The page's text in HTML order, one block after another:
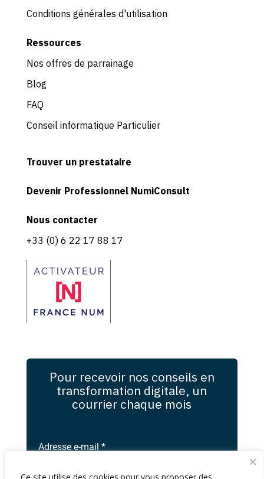
Conditions générales d'utilisation
Ressources
Nos offres de parrainage
Blog
FAQ
Conseil informatique Particulier
Trouver un prestataire
Devenir Professionnel NumiConsult
Nous contacter
+33 (0) 6 22 17 88 17
Pour recevoir nos conseils en
transformation digitale, un
courrier chaque mois
Adresse e-mail *